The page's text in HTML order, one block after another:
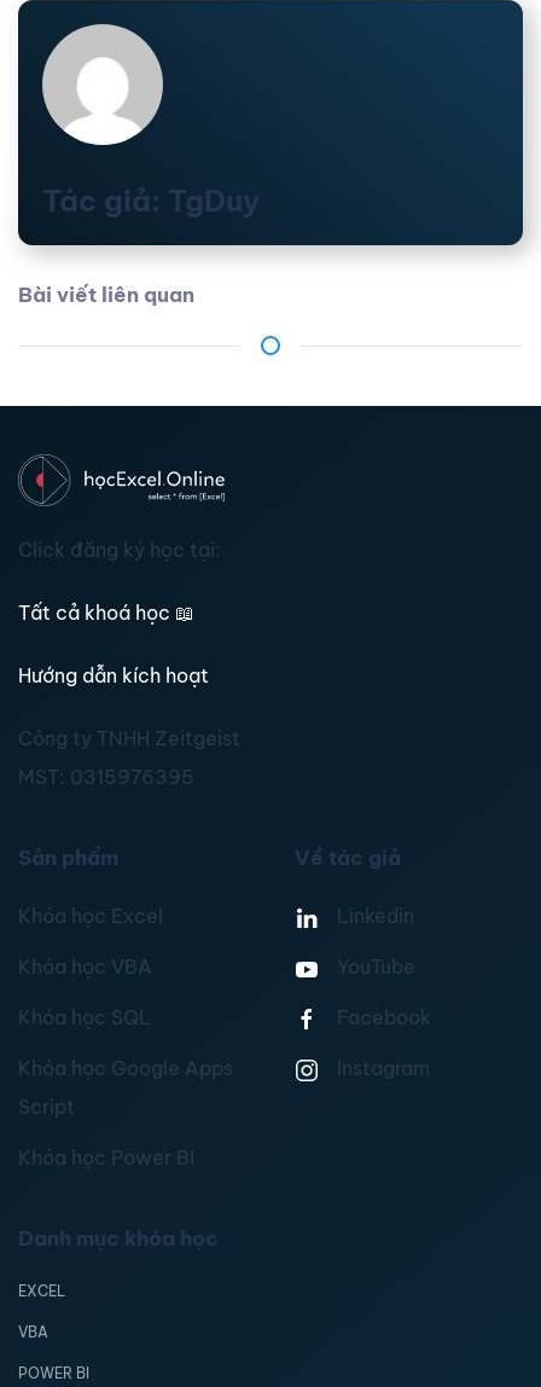
Tác giả: TgDuy
Bài viết liên quan
Click đăng ký học tại:
Tất cả khoá học 📖
Hướng dẫn kích hoạt
Công ty TNHH Zeitgeist
MST: 0315976395
Sản phẩm
Khóa học Excel
Khóa học VBA
Khóa học SQL
Khóa học Google Apps
Script
Khóa học Power BI
Về tác giả
Linkedin
YouTube
Facebook
Instagram
Danh mục khóa học
EXCEL
VBA
POWER BI